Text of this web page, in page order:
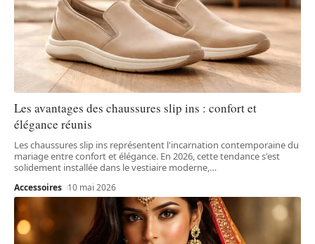
Les avantages des chaussures slip ins : confort et
élégance réunis
Les chaussures slip ins représentent l'incarnation contemporaine du
mariage entre confort et élégance. En 2026, cette tendance s'est
solidement installée dans le vestiaire moderne,…
Accessoires 10 mai 2026